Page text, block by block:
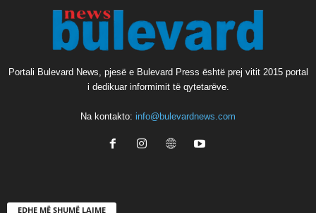
Portali Bulevard News, pjesë e Bulevard Press është prej vitit 2015 portal
i dedikuar informimit të qytetarëve.
Na kontakto: info@bulevardnews.com
EDHE MË SHUMË LAJME